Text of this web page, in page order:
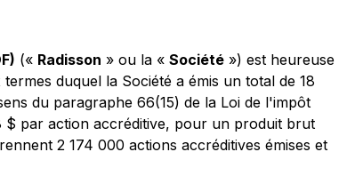
(« Radisson » ou la « Société ») est heureuse
duquel la Société a émis un total de 18
du paragraphe 66(15) de la Loi de l'impôt
$ par action accréditive, pour un produit brut
2 174 000 actions accréditives émises et